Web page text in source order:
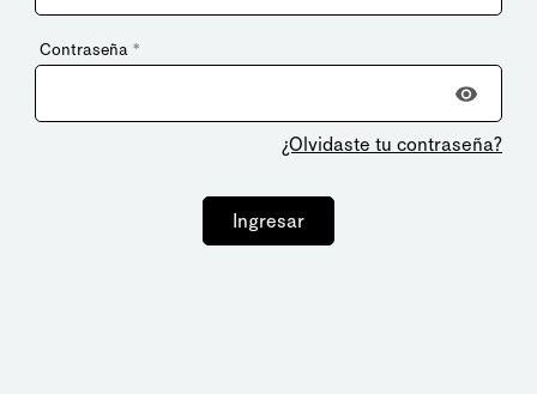
Contraseña *
¿Olvidaste tu contraseña?
Ingresar